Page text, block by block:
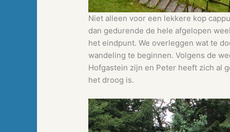
Niet alleen voor een lekkere kop
dan gedurende de hele afgelopen
het eindpunt. We overleggen wat te
wandeling te beginnen. Volgens de
Hofgastein zijn en Peter heeft zich al
het droog is.